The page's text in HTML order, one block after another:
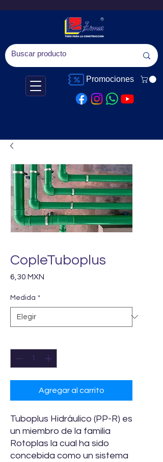
Promociones
CopleTuboplus
6,30 MXN
Medida *
Agregar al carrito
Tuboplus Hidráulico (PP-R) es
un miembro de la familia
Rotoplas la cual ha sido
concebida como un sistema